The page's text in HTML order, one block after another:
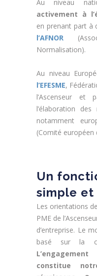
Au niveau
activement à
en prenant part à
l’AFNOR
Normalisation).
Au niveau
l’EFESME,
l’Ascenseur
l’élaboration
notamment
(Comité
Un
simple
Les orientations
PME de
d’entreprise. Le
basé sur la
constitue